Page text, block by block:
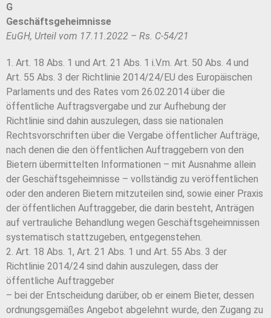
G
Geschäftsgeheimnisse
EuGH, Urteil vom 17.11.2022 – Rs. C-54/21
1. Art. 18 Abs. 1 und Art. 21 Abs. 1 i.V.m. Art. 50 Abs. 4 und
Art. 55 Abs. 3 der Richtlinie 2014/24/EU des Europäischen
Parlaments und des Rates vom 26.02.2014 über die
öffentliche Auftragsvergabe und zur Aufhebung der
Richtlinie sind dahin auszulegen, dass sie nationalen
Rechtsvorschriften über die Vergabe öffentlicher Aufträge,
nach denen die den öffentlichen Auftraggebern von den
Bietern übermittelten Informationen – mit Ausnahme allein
der Geschäftsgeheimnisse – vollständig zu veröffentlichen
oder den anderen Bietern mitzuteilen sind, sowie einer Praxis
der öffentlichen Auftraggeber, die darin besteht, Anträgen
auf vertrauliche Behandlung wegen Geschäftsgeheimnissen
systematisch stattzugeben, entgegenstehen.
2. Art. 18 Abs. 1, Art. 21 Abs. 1 und Art. 55 Abs. 3 der
Richtlinie 2014/24 sind dahin auszulegen, dass der
öffentliche Auftraggeber
– bei der Entscheidung darüber, ob er einem Bieter, dessen
ordnungsgemäßes Angebot abgelehnt wurde, den Zugang zu